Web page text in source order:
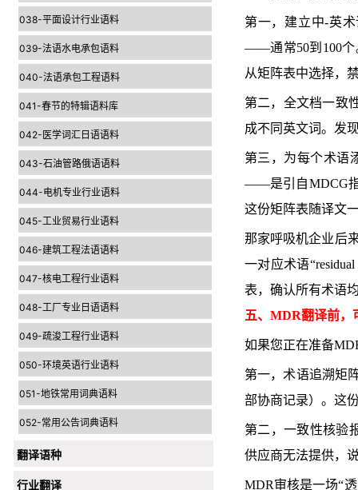
038-平面设计行业语料
039-法语水电承包语料
040-法语承包工程语料
041-春节的特辑语料库
042-医学词汇日语语料
043-石油管路俄语语料
044-电机专业行业语料
045-工业贸易行业语料
046-建筑工程法语语料
047-核电工程行业语料
048-工厂专业日语语料
049-疏浚工程行业语料
050-环境英语行业语料
051-地铁常用词典语料
052-常用公告词典语料
翻译语种
行业翻译
第一，建立中-英
——通常50到100个
从矩阵表中选择，
第二，全文档一致
成不同英文词。发
第三，为每个术语
——是引自MDCG指
这份矩阵表随译文
那家呼吸机企业后
一对应术语
表，确认所有术语
五、MDR翻译前，
如果您正在准备
第一，术语追溯矩
部协商记录）。这
第二，一致性核验
供应商无法提供，
MDR审核是一场“